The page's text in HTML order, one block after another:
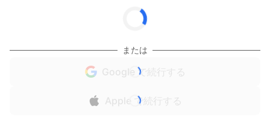
または
Google で続行する
Apple で続行する